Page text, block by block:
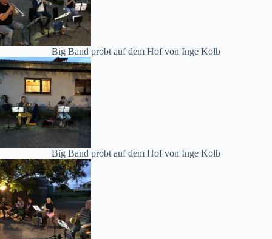
Big Band probt auf dem Hof von Inge Kolb
Big Band probt auf dem Hof von Inge Kolb